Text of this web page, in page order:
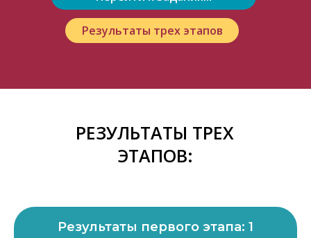
Результаты трех этапов
РЕЗУЛЬТАТЫ ТРЕХ
ЭТАПОВ:
Результаты первого этапа: 1